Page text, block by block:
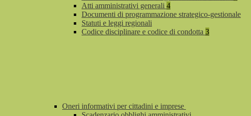
Atti amministrativi generali 4
Documenti di programmazione strategico-gestionale
Statuti e leggi regionali
Codice disciplinare e codice di condotta 3
Oneri informativi per cittadini e imprese